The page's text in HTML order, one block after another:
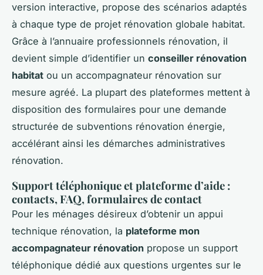
version interactive, propose des scénarios adaptés
à chaque type de projet rénovation globale habitat.
Grâce à l’annuaire professionnels rénovation, il
devient simple d’identifier un conseiller rénovation
habitat ou un accompagnateur rénovation sur
mesure agréé. La plupart des plateformes mettent à
disposition des formulaires pour une demande
structurée de subventions rénovation énergie,
accélérant ainsi les démarches administratives
rénovation.
Support téléphonique et plateforme d’aide :
contacts, FAQ, formulaires de contact
Pour les ménages désireux d’obtenir un appui
technique rénovation, la plateforme mon
accompagnateur rénovation propose un support
téléphonique dédié aux questions urgentes sur le